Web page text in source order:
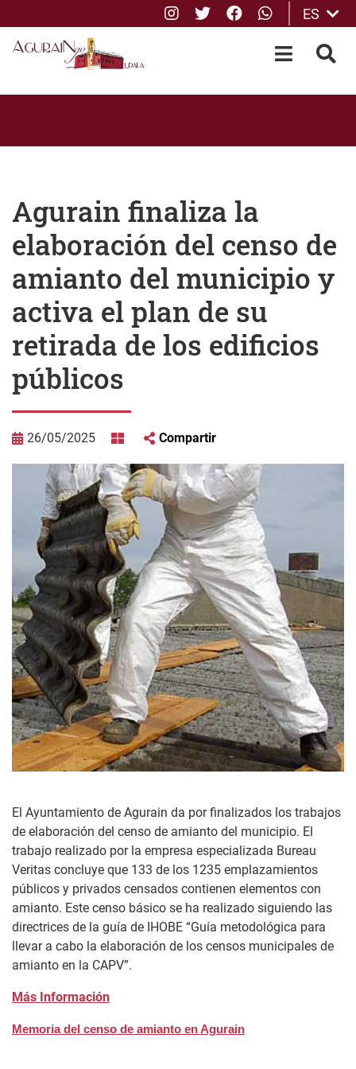
Instagram
TwitterFacebook
whatsApp
ES
OPEN-
Agurain finaliza la
elaboración del censo de
amianto del municipio y
activa el plan de su
retirada de los edificios
públicos
26/05/2025 Compartir
El Ayuntamiento de Agurain da por finalizados los trabajos
de elaboración del censo de amianto del municipio. El
trabajo realizado por la empresa especializada Bureau
Veritas concluye que 133 de los 1235 emplazamientos
públicos y privados censados contienen elementos con
amianto. Este censo básico se ha realizado siguiendo las
directrices de la guía de IHOBE “Guía metodológica para
llevar a cabo la elaboración de los censos municipales de
amianto en la CAPV”.
Más Información
Memoria del censo de amianto en Agurain